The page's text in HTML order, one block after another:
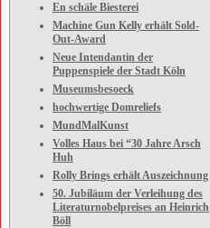
En schäle Biesterei
Machine Gun Kelly erhält Sold-
Out-Award
Neue Intendantin der
Puppenspiele der Stadt Köln
Museumsbesoeck
hochwertige Domreliefs
MundMalKunst
Volles Haus bei “30 Jahre Arsch
Huh
Rolly Brings erhält Auszeichnung
50. Jubiläum der Verleihung des
Literaturnobelpreises an Heinrich
Böll